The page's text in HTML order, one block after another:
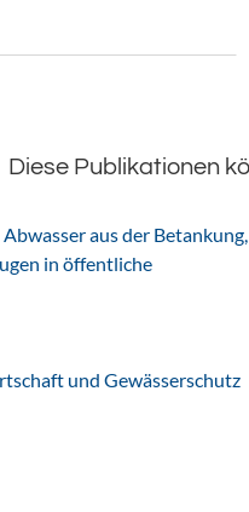
Diese Publikationen
aus der Betankung,
in öffentliche
und Gewässerschutz